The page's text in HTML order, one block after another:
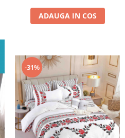
ADAUGA IN COS
-31%